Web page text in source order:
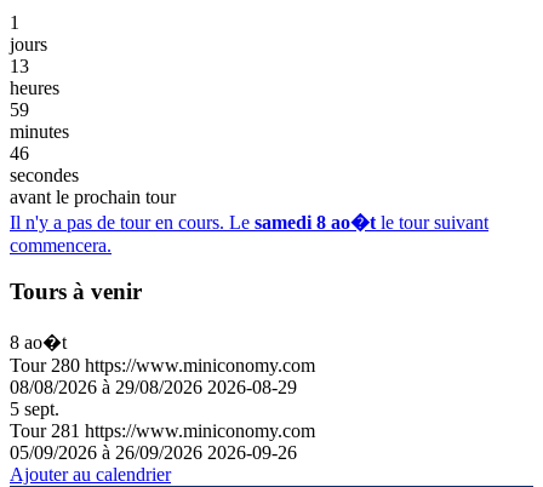
1
jours
13
heures
59
minutes
46
secondes
avant le prochain tour
Il n'y a pas de tour en cours. Le samedi 8 ao�t le tour suivant
commencera.
Tours à venir
8 ao�t
Tour 280 https://www.miniconomy.com
08/08/2026 à 29/08/2026 2026-08-29
5 sept.
Tour 281 https://www.miniconomy.com
05/09/2026 à 26/09/2026 2026-09-26
Ajouter au calendrier